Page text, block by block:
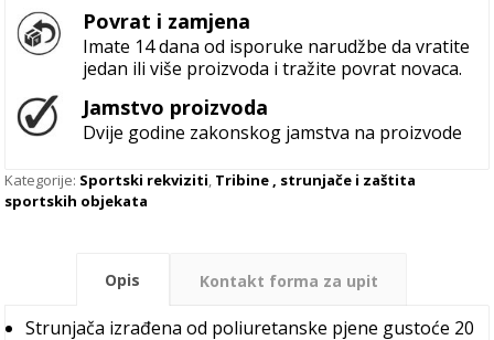
Povrat i zamjena
Imate 14 dana od isporuke narudžbe da vratite
jedan ili više proizvoda i tražite povrat novaca.
Jamstvo proizvoda
Dvije godine zakonskog jamstva na proizvode
Kategorije: Sportski rekviziti, Tribine , strunjače i zaštita
sportskih objekata
Opis Kontakt forma za upit
Strunjača izrađena od poliuretanske pjene gustoće 20